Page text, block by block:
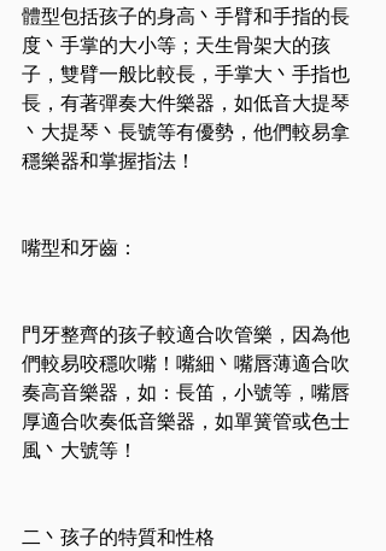
體型包括孩子的身高丶手臂和手指的長
度丶手掌的大小等；天生骨架大的孩
子，雙臂一般比較長，手掌大丶手指也
長，有著彈奏大件樂器，如低音大提琴
丶大提琴丶長號等有優勢，他們較易拿
穩樂器和掌握指法！
嘴型和牙齒：
門牙整齊的孩子較適合吹管樂，因為他
們較易咬穩吹嘴！嘴細丶嘴唇薄適合吹
奏高音樂器，如：長笛，小號等，嘴唇
厚適合吹奏低音樂器，如單簧管或色士
風丶大號等！
二丶孩子的特質和性格